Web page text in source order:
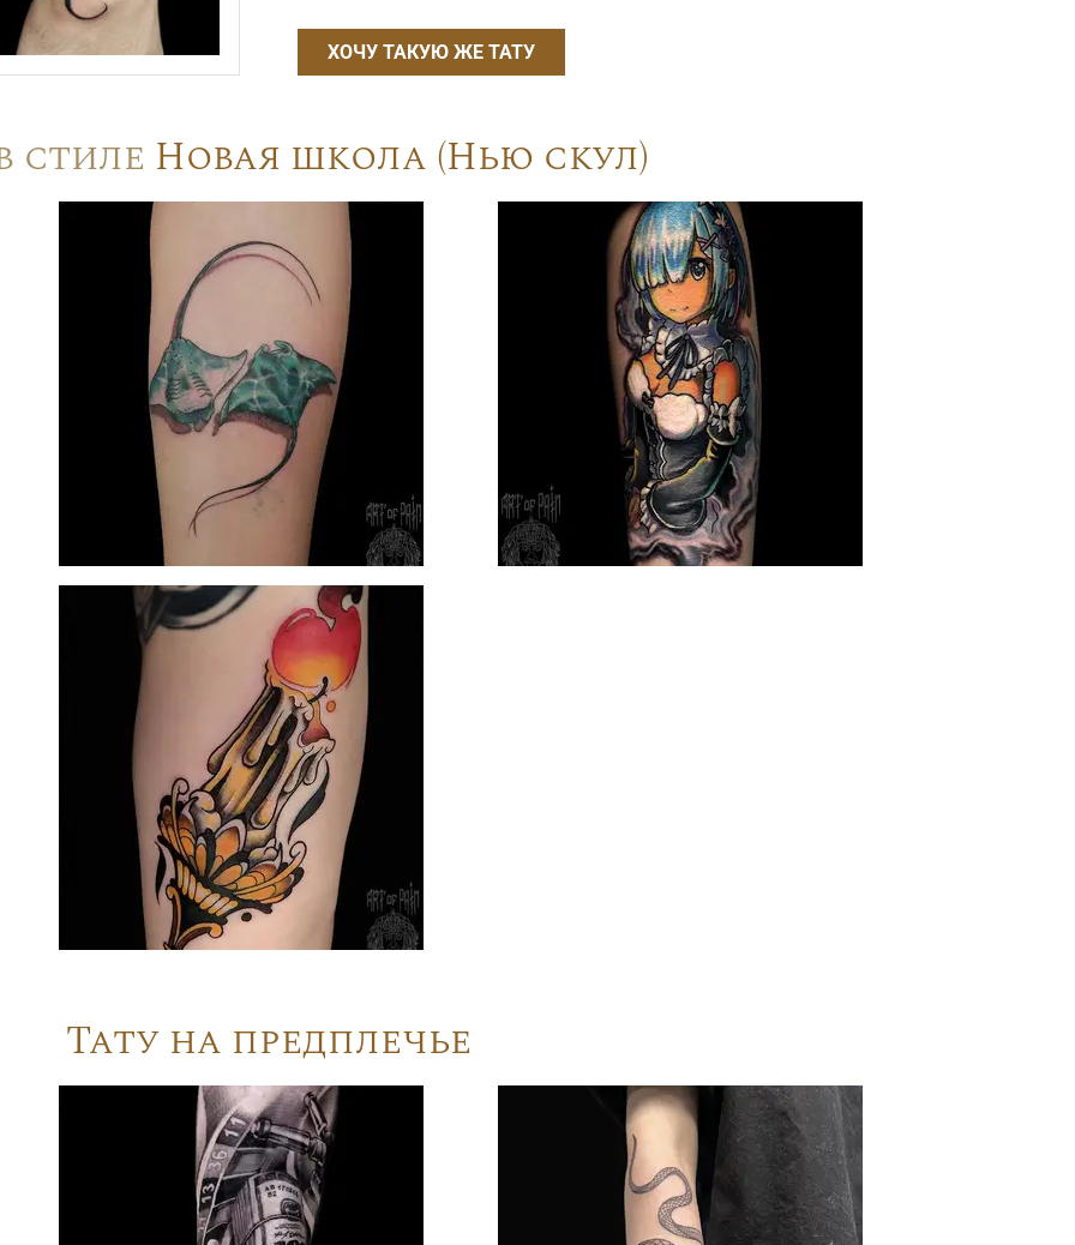
ХОЧУ ТАКУЮ ЖЕ ТАТУ
стиле Новая школа (Нью скул)
Тату на предплечье